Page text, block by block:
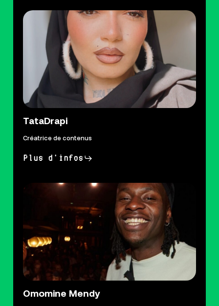
TataDrapi
Créatrice de contenus
Plus d'infos
Omomine Mendy